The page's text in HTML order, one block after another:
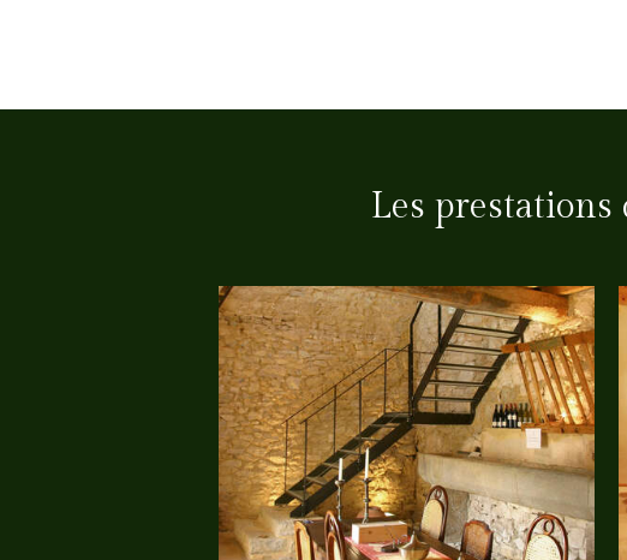
Les prestations